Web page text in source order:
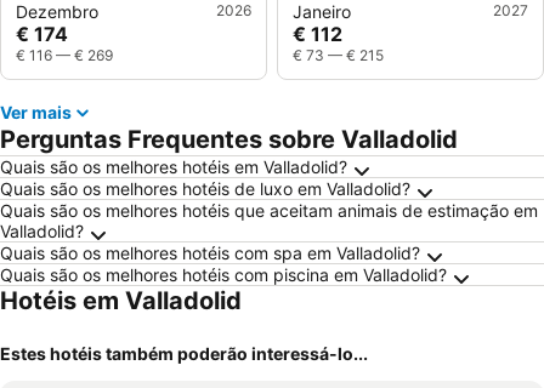
Dezembro 2026
€ 174
€ 116 — € 269
Janeiro 2027
€ 112
€ 73 — € 215
Ver mais
Perguntas Frequentes sobre Valladolid
Quais são os melhores hotéis em Valladolid?
Quais são os melhores hotéis de luxo em Valladolid?
Quais são os melhores hotéis que aceitam animais de estimação em
Valladolid?
Quais são os melhores hotéis com spa em Valladolid?
Quais são os melhores hotéis com piscina em Valladolid?
Hotéis em Valladolid
Estes hotéis também poderão interessá-lo...